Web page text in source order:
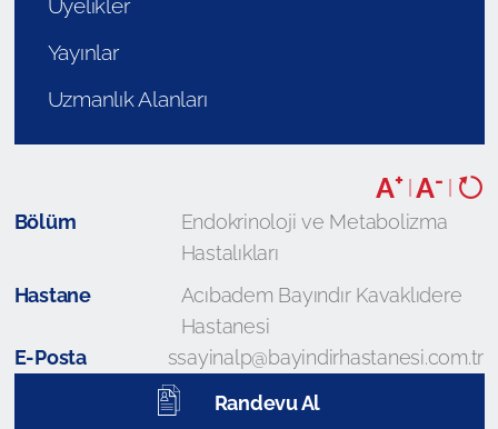
Üyelikler
Yayınlar
Uzmanlık Alanları
A+ A-
Bölüm
Endokrinoloji ve Metabolizma
Hastalıkları
Hastane
Acıbadem Bayındır Kavaklıdere
Hastanesi
E-Posta
ssayinalp@bayindirhastanesi.com.tr
Randevu Al